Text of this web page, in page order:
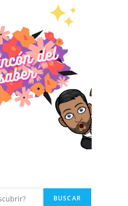
BUSCAR